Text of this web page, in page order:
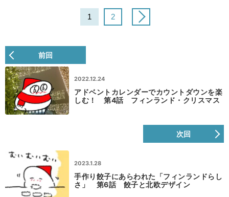
1 2
前回
2022.12.24
アドベントカレンダーでカウントダウンを楽
しむ！ 第4話 フィンランド・クリスマス
次回
2023.1.28
手作り餃子にあらわれた「フィンランドらし
さ」 第6話 餃子と北欧デザイン